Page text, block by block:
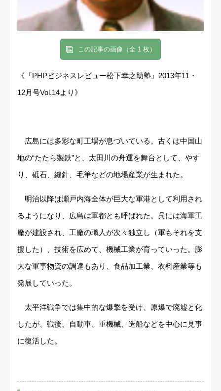
この記事の画像（全 1 枚）
《『PHPビジネスレビュー松下幸之助塾』2013年11・
12月号Vol.14より》
広島には多彩な町工場が息づいている。古くは中国山
地の“たたら製鉄”と、太田川の舟運を舞台として、やす
り、砥石、縫針、毛筆などの地場産業が生まれた。
明治以降は瀬戸内海全体が巨大な軍港として利用され
るようになり、広島は軍都とも呼ばれた。呉には海軍工
廠が建設され、工廠の職人が次々独立し（軍もそれを支
援した）、技術を広めて、機械工業が育っていった。膨
大な軍事物資の調達もあり、食品加工業、衣料産業等も
発展していった。
太平洋戦争では集中的な爆撃を受け、原爆で廃墟と化
したが、戦後、自動車、重機械、造船などを中心に見事
に復活した。